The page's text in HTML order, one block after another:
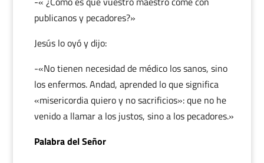
publicanos y pecadores?»
Jesús lo oyó y dijo:
-«No tienen necesidad de médico los sanos, sino
los enfermos. Andad, aprended lo que significa
«misericordia quiero y no sacrificios»: que no he
venido a llamar a los justos, sino a los pecadores.»
Palabra del Señor